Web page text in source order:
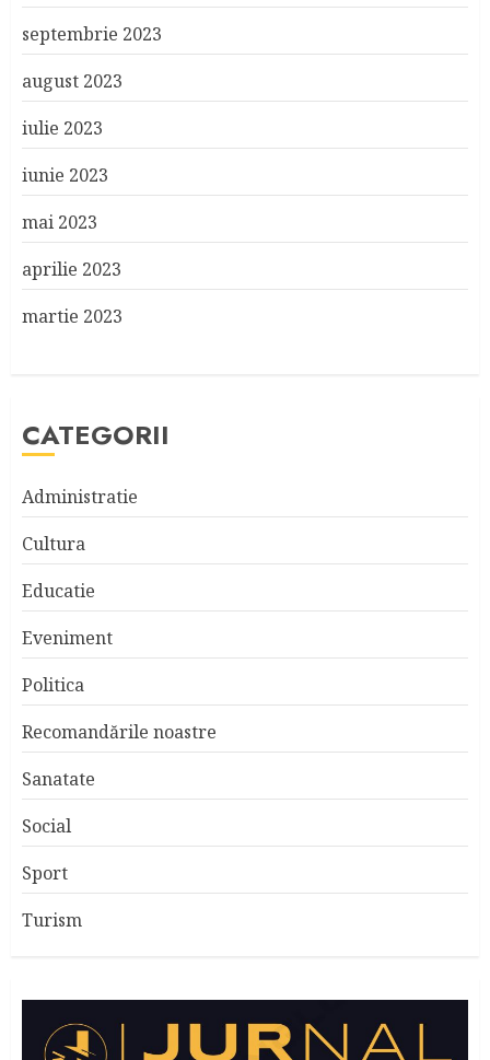
septembrie 2023
august 2023
iulie 2023
iunie 2023
mai 2023
aprilie 2023
martie 2023
CATEGORII
Administratie
Cultura
Educatie
Eveniment
Politica
Recomandările noastre
Sanatate
Social
Sport
Turism